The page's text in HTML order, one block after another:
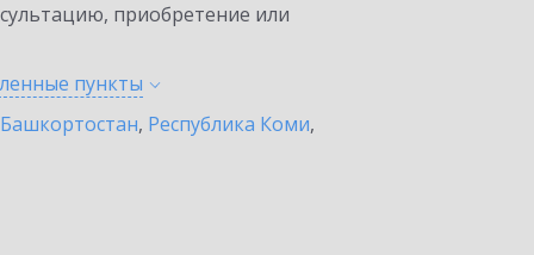
приобретение или
пункты
, Республика Коми,